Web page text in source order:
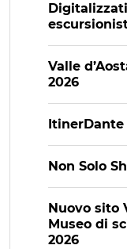
Valle
2026
ItinerDante
Non Solo
Nuovo sito
Museo di
2026